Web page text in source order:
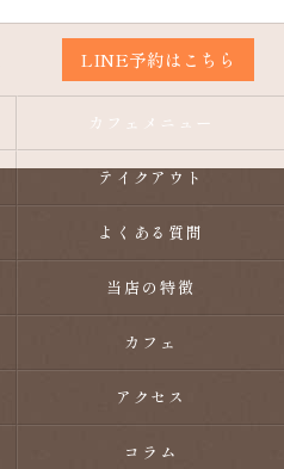
LINE予約はこちら
カフェメニュー
テイクアウト
よくある質問
当店の特徴
カフェ
アクセス
コラム